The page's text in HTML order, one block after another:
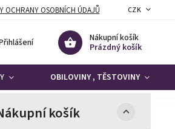
OCHRANY OSOBNÍCH ÚDAJŮ CZK
Nákupní košík
Prázdný košík
OBILOVINY , TĚSTOVINY
košík